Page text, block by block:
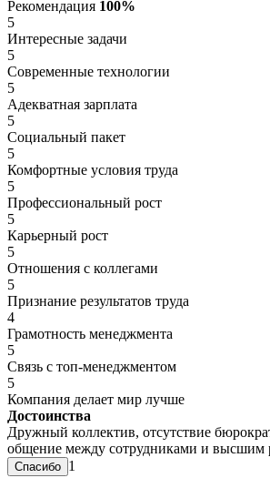
Рекомендация 100%
5
Интересные задачи
5
Современные технологии
5
Адекватная зарплата
5
Социальный пакет
5
Комфортные условия труда
5
Профессиональный рост
5
Карьерный рост
5
Отношения с коллегами
5
Признание результатов труда
4
Грамотность менеджмента
5
Связь с топ-менеджментом
5
Компания делает мир лучше
Достоинства
Дружный коллектив, отсутствие
общение между сотрудниками и высшим
1